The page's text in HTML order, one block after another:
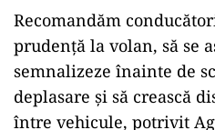
Recomandăm
prudenţă la volan, să se
semnalizeze înainte de
deplasare şi să crească
între vehicule, potrivit